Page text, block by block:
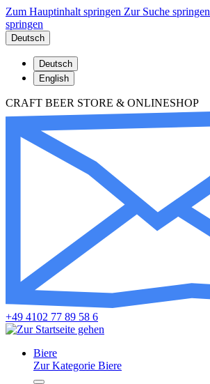
Zum Hauptinhalt springen Zur Suche springen
springen
Deutsch
Deutsch
English
CRAFT BEER STORE & ONLINESHOP
+49 4102 77 89 58 6
Biere
Zur Kategorie Biere